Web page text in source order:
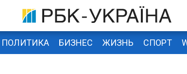
ПОЛИТИКА БИЗНЕС ЖИЗНЬ СПОРТ